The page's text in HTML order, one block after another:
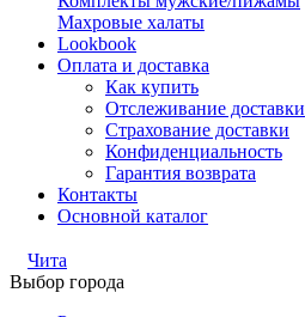
Махровые халаты
Lookbook
Оплата и доставка
Как купить
Отслеживание доставки
Страхование доставки
Конфиденциальность
Гарантия возврата
Контакты
Основной каталог
Чита
Выбор города